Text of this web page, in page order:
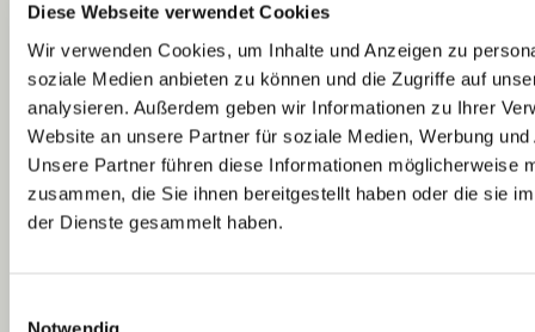
Diese Webseite verwendet Cookies
Wir verwenden Cookies, um Inhalte und Anzeigen zu
soziale Medien anbieten zu können und die Zugriffe auf
analysieren. Außerdem geben wir Informationen zu Ihrer
Website an unsere Partner für soziale Medien, Werbung
Unsere Partner führen diese Informationen möglicherweise
zusammen, die Sie ihnen bereitgestellt haben oder die sie
der Dienste gesammelt haben.
Notwendig